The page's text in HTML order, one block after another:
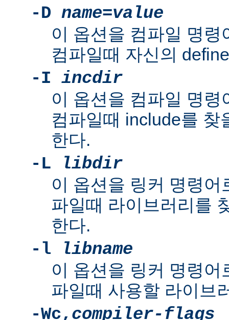
-D name=value
이 옵션을 컴파일 명
컴파일때 자신의
-I incdir
이 옵션을 컴파일 명
컴파일때 include를 찾
한다.
-L
libdir
이 옵션을 링커 명령
파일때 라이브러리를
한다.
-l
libname
이 옵션을 링커 명령
파일때 사용할 라이브
-Wc, compiler-flags